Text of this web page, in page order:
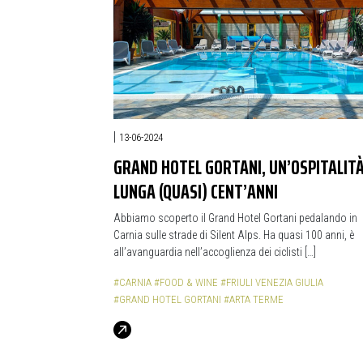
| 13-06-2024
GRAND HOTEL GORTANI,
LUNGA (QUASI) CENT’ANNI
Abbiamo scoperto il Grand Hotel Gortani pedalando in
Carnia sulle strade di Silent Alps. Ha quasi 100 anni, è
all’avanguardia nell’accoglienza dei ciclisti […]
#CARNIA #FOOD & WINE #FRIULI VENEZIA GIULIA
#GRAND HOTEL GORTANI #ARTA TERME